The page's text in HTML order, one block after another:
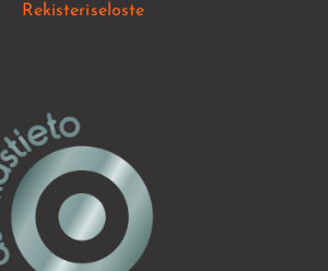
Rekisteriseloste